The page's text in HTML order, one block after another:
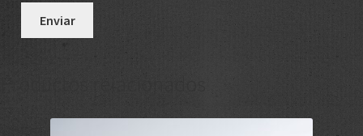
Productos relacionados